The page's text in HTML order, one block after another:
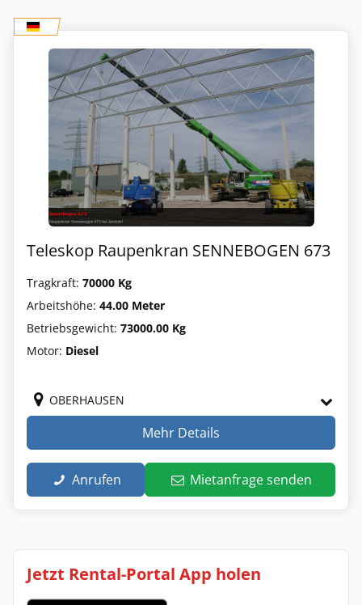
Teleskop Raupenkran SENNEBOGEN 673
Tragkraft: 70000 Kg
Arbeitshöhe: 44.00 Meter
Betriebsgewicht: 73000.00 Kg
Motor: Diesel
OBERHAUSEN
Mehr Details
Anrufen Mietanfrage senden
Jetzt Rental-Portal App holen